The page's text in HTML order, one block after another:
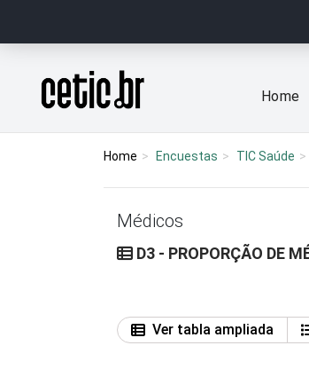
Página inicial
Home
Home Encuestas TIC Saúde
Médicos
D3 - PROPORÇÃO DE
Ver tabla ampliada